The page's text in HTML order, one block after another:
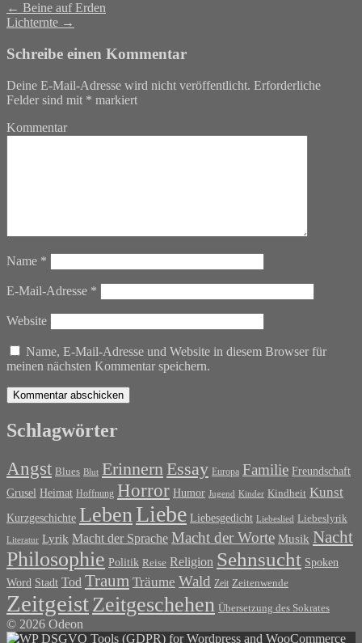
← Beine auf Erden
Lichternte →
Schreibe einen Kommentar
Deine E-Mail-Adresse wird nicht veröffentlicht. Erforderliche
Felder sind mit * markiert
Kommentar
Name *
E-Mail-Adresse *
Website
Name, E-Mail-Adresse und Website in diesem Browser für
meinen nächsten Kommentar speichern.
Schlagwörter
Angst Blues Blut Erinnern Essay Europa Familie Freundschaft
Grusel Heimat Hoffnung Horror Humor Jugend Kinder Kindheit Kunst
Kurzgeschichte Leben Liebe Liebesgedicht Liebeslied Liebeslyrik
Literatur Lyrik Macht der Sprache Macht der Worte Musik Nacht
Philosophie Politik Reise Religion Sehnsucht Spoken
Word Stadt Tod Traum Träume Wald Zeit Zeitenwende
ZeitgeistZeitgeschehen Übersetzung des Sokrates
© 2026 Odeon